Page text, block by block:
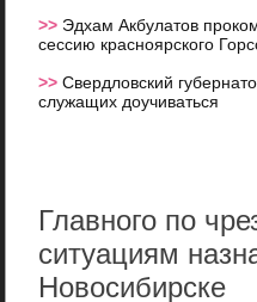
>> Эдхам Акбулатов
сессию красноярского
>>Свердловский
служащих доучиваться
Главного по
ситуациям
Новосибирске